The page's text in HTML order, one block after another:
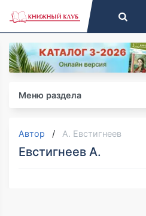
Меню раздела
Автор А. Евстигнеев
Евстигнеев А.